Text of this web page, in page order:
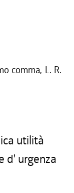
comma, L. R.
utilità
d' urgenza